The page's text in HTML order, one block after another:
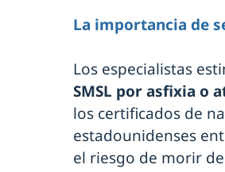
La importancia de
Los especialistas
SMSL por asfixia o
los certificados de
estadounidenses
el riesgo de morir